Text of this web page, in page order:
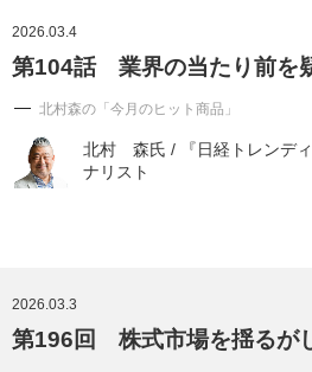
2026.03.4
第104話 業界の当たり前を
北村森の「今月のヒット商品」
北村 森氏 / 『日経トレンデ
ナリスト
2026.03.3
第196回 株式市場を揺るが